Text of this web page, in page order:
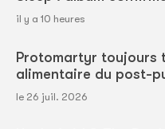
il y a 10 heures
Protomartyr toujours
alimentaire du post-
le 26 juil. 2026